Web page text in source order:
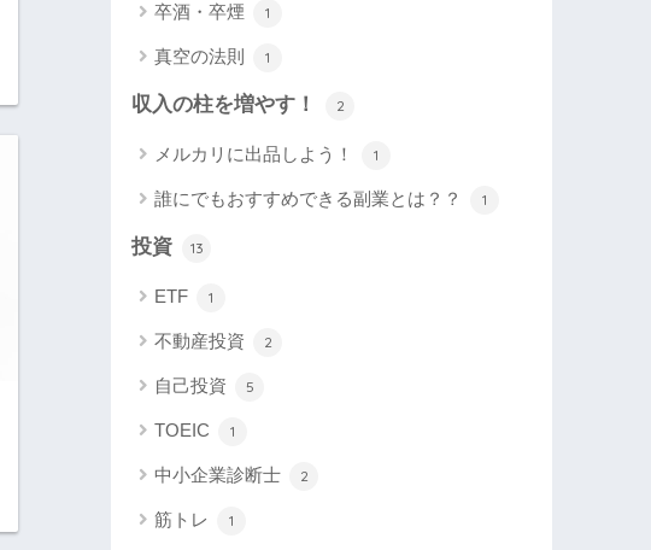
卒酒・卒煙 1
真空の法則 1
収入の柱を増やす！ 2
メルカリに出品しよう！ 1
誰にでもおすすめできる副業とは？？ 1
投資 13
ETF 1
不動産投資 2
自己投資 5
TOEIC 1
中小企業診断士 2
筋トレ 1